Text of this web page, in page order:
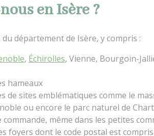
en Isère ?
département de Isère, y compris :
, Échirolles, Vienne, Bourgoin-
hameaux
de sites emblématiques comme le
ou encore le parc naturel de
même dans les petites
foyers dont le code postal est